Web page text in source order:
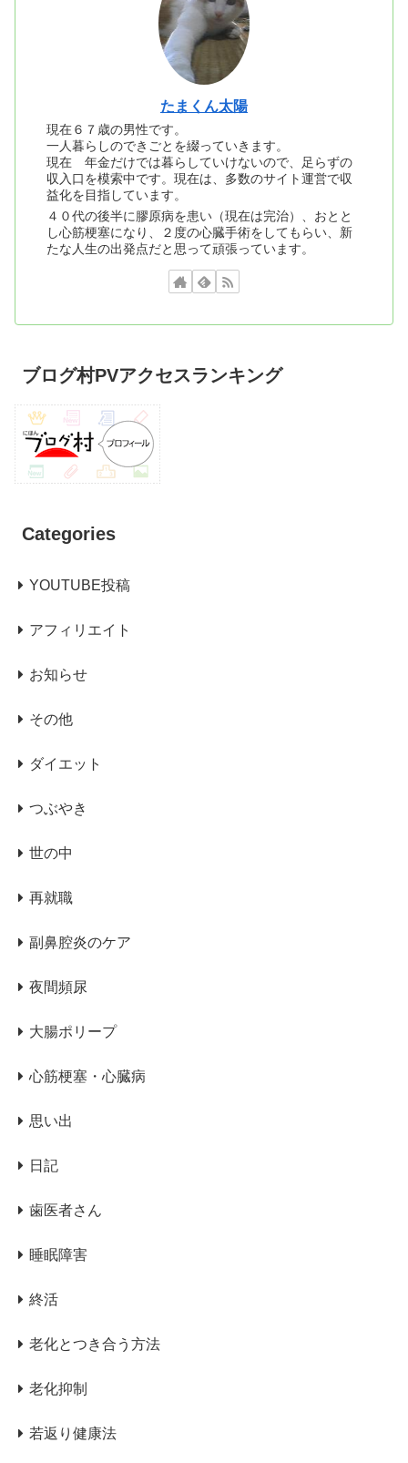
たまくん太陽
現在６７歳の男性です。
一人暮らしのできごとを綴っていきます。
現在 年金だけでは暮らしていけないので、足らずの
収入口を模索中です。現在は、多数のサイト運営で収
益化を目指しています。
４０代の後半に膠原病を患い（現在は完治）、おとと
し心筋梗塞になり、２度の心臓手術をしてもらい、新
たな人生の出発点だと思って頑張っています。
ブログ村PVアクセスランキング
Categories
YOUTUBE投稿
アフィリエイト
お知らせ
その他
ダイエット
つぶやき
世の中
再就職
副鼻腔炎のケア
夜間頻尿
大腸ポリープ
心筋梗塞・心臓病
思い出
日記
歯医者さん
睡眠障害
終活
老化とつき合う方法
老化抑制
若返り健康法